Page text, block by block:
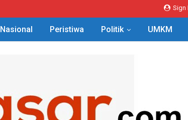
Sign
Nasional Peristiwa Politik UMKM